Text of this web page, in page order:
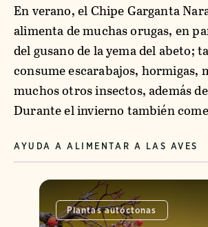
En verano, el Chipe Garganta
alimenta de muchas orugas, en
del gusano de la yema del abeto;
consume escarabajos, hormigas,
muchos otros insectos, además
Durante el invierno también
AYUDA A ALIMENTAR A LAS AVES
Plantas autóctonas